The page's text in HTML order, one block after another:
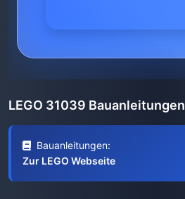
LEGO 31039 Bauanleitungen
Bauanleitungen:
Zur LEGO Webseite